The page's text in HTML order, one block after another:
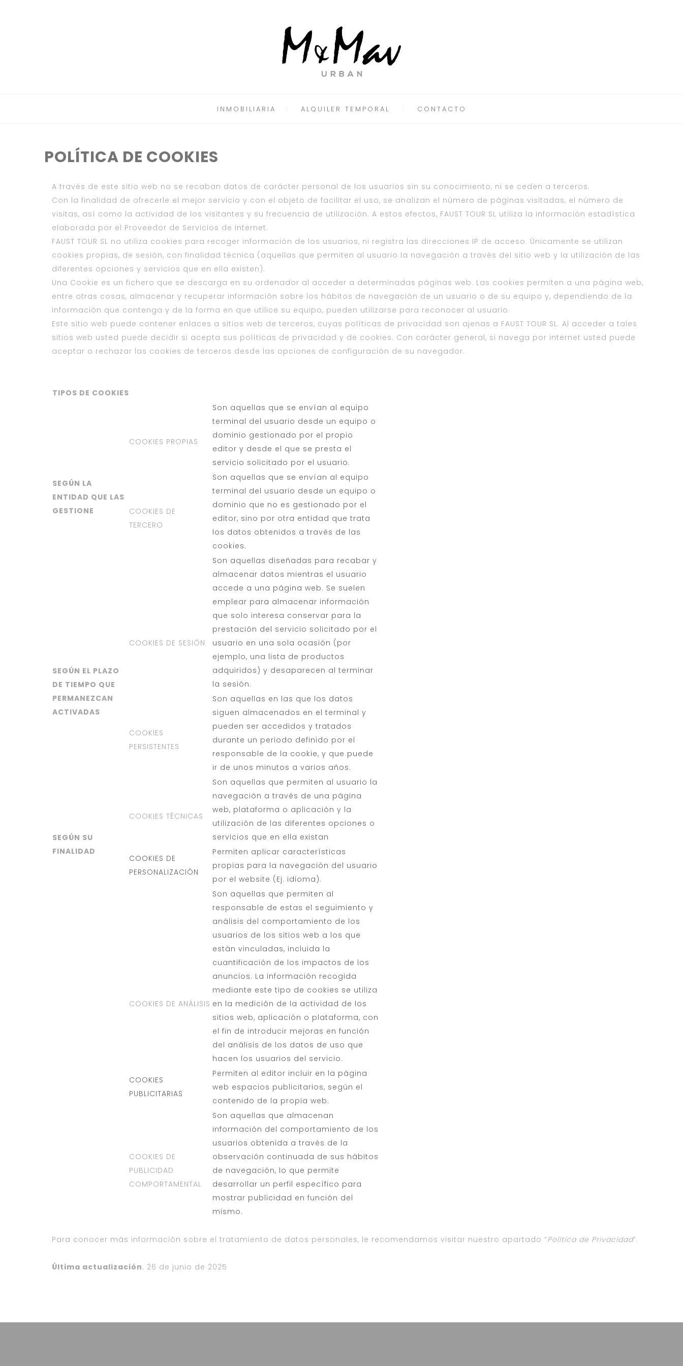
INMOBILIARIA ALQUILER TEMPORAL CONTACTO
POLÍTICA DE COOKIES
A través de este sitio web no se recaban datos de carácter personal de los usuarios sin su conocimiento, ni se ceden a terceros.
Con la finalidad de ofrecerle el mejor servicio y con el objeto de facilitar el uso, se analizan el número de páginas visitadas, el número de
visitas, así como la actividad de los visitantes y su frecuencia de utilización. A estos efectos, FAUST TOUR SL utiliza la información estadística
elaborada por el Proveedor de Servicios de Internet.
FAUST TOUR SL no utiliza cookies para recoger información de los usuarios, ni registra las direcciones IP de acceso. Únicamente se utilizan
cookies propias, de sesión, con finalidad técnica (aquellas que permiten al usuario la navegación a través del sitio web y la utilización de las
diferentes opciones y servicios que en ella existen).
Una Cookie es un fichero que se descarga en su ordenador al acceder a determinadas páginas web. Las cookies permiten a una página web,
entre otras cosas, almacenar y recuperar información sobre los hábitos de navegación de un usuario o de su equipo y, dependiendo de la
información que contenga y de la forma en que utilice su equipo, pueden utilizarse para reconocer al usuario.
Este sitio web puede contener enlaces a sitios web de terceros, cuyas políticas de privacidad son ajenas a FAUST TOUR SL. Al acceder a tales
sitios web usted puede decidir si acepta sus políticas de privacidad y de cookies. Con carácter general, si navega por internet usted puede
aceptar o rechazar las cookies de terceros desde las opciones de configuración de su navegador.
TIPOS DE COOKIES
SEGÚN LA
ENTIDAD QUE LAS
GESTIONE
COOKIES PROPIAS
Son aquellas que se envían al equipo
terminal del usuario desde un equipo o
dominio gestionado por el propio
editor y desde el que se presta el
servicio solicitado por el usuario.
COOKIES DE
TERCERO
Son aquellas que se envían al equipo
terminal del usuario desde un equipo o
dominio que no es gestionado por el
editor, sino por otra entidad que trata
los datos obtenidos a través de las
cookies.
SEGÚN EL PLAZO
DE TIEMPO QUE
PERMANEZCAN
ACTIVADAS
COOKIES DE SESIÓN
Son aquellas diseñadas para recabar y
almacenar datos mientras el usuario
accede a una página web. Se suelen
emplear para almacenar información
que solo interesa conservar para la
prestación del servicio solicitado por el
usuario en una sola ocasión (por
ejemplo, una lista de productos
adquiridos) y desaparecen al terminar
la sesión.
COOKIES
PERSISTENTES
Son aquellas en las que los datos
siguen almacenados en el terminal y
pueden ser accedidos y tratados
durante un periodo definido por el
responsable de la cookie, y que puede
ir de unos minutos a varios años.
SEGÚN SU
FINALIDAD
COOKIES TÉCNICAS
Son aquellas que permiten al usuario la
navegación a través de una página
web, plataforma o aplicación y la
utilización de las diferentes opciones o
servicios que en ella existan
COOKIES DE
PERSONALIZACIÓN
Permiten aplicar características
propias para la navegación del usuario
por el website (Ej. idioma).
COOKIES DE ANÁLISIS
Son aquellas que permiten al
responsable de estas el seguimiento y
análisis del comportamiento de los
usuarios de los sitios web a los que
están vinculadas, incluida la
cuantificación de los impactos de los
anuncios. La información recogida
mediante este tipo de cookies se utiliza
en la medición de la actividad de los
sitios web, aplicación o plataforma, con
el fin de introducir mejoras en función
del análisis de los datos de uso que
hacen los usuarios del servicio.
COOKIES
PUBLICITARIAS
Permiten al editor incluir en la página
web espacios publicitarios, según el
contenido de la propia web.
COOKIES DE
PUBLICIDAD
COMPORTAMENTAL
Son aquellas que almacenan
información del comportamiento de los
usuarios obtenida a través de la
observación continuada de sus hábitos
de navegación, lo que permite
desarrollar un perfil específico para
mostrar publicidad en función del
mismo.
Para conocer más información sobre el tratamiento de datos personales, le recomendamos visitar nuestro apartado “Política de Privacidad”.
Última actualización: 26 de junio de 2025